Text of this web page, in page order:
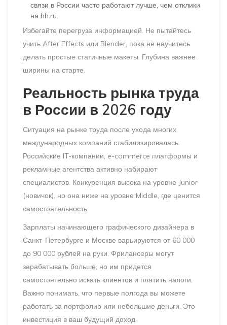
связи в России часто работают лучше, чем отклики
на hh.ru.
Избегайте перегруза информацией. Не пытайтесь
учить After Effects или Blender, пока не научитесь
делать простые статичные макеты. Глубина важнее
ширины на старте.
Реальность рынка труда
в России в 2026 году
Ситуация на рынке труда после ухода многих
международных компаний стабилизировалась.
Российские IT-компании, e-commerce платформы и
рекламные агентства активно набирают
специалистов. Конкуренция высока на уровне Junior
(новичок), но она ниже на уровне Middle, где ценится
самостоятельность.
Зарплаты начинающего графического дизайнера в
Санкт-Петербурге и Москве варьируются от 60 000
до 90 000 рублей на руки. Фрилансеры могут
зарабатывать больше, но им придется
самостоятельно искать клиентов и платить налоги.
Важно понимать, что первые полгода вы можете
работать за портфолио или небольшие деньги. Это
инвестиция в ваш будущий доход.